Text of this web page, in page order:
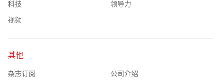
科技 领导力
视频
其他
杂志订阅 公司介绍